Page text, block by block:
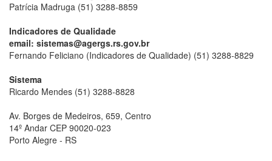
Patrícia Madruga (51) 3288-8859
Indicadores de Qualidade
email: sistemas@agergs.rs.gov.br
Fernando Feliciano (Indicadores de Qualidade) (51) 3288-8829
Sistema
Ricardo Mendes (51) 3288-8828
Av. Borges de Medeiros, 659, Centro
14º Andar CEP 90020-023
Porto Alegre - RS